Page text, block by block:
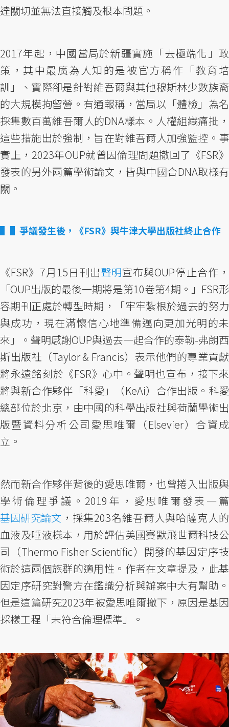
達關切並無法直接觸及根本問題。
2017年起，中國當局於新疆實施「去極端化」政
策，其中最廣為人知的是被官方稱作「教育培
訓」、實際卻是針對維吾爾與其他穆斯林少數族裔
的大規模拘留營。有通報稱，當局以「體檢」為名
採集數百萬維吾爾人的DNA樣本。人權組織痛批，
這些措施出於強制，旨在對維吾爾人加強監控。事
實上，2023年OUP就曾因倫理問題撤回了《FSR》
發表的另外兩篇學術論文，皆與中國合DNA取樣有
關。
▌爭議發生後，《FSR》與牛津大學出版社終止合作
《FSR》7月15日刊出聲明宣布與OUP停止合作，
「OUP出版的最後一期將是第10卷第4期。」FSR形
容期刊正處於轉型時期，「牢牢紮根於過去的努力
與成功，現在滿懷信心地準備邁向更加光明的未
來」。聲明感謝OUP與過去一起合作的泰勒-弗朗西
斯出版社（Taylor & Francis）表示他們的專業貢獻
將永遠銘刻於《FSR》心中。聲明也宣布，接下來
將與新合作夥伴「科愛」（KeAi）合作出版。科愛
總部位於北京，由中國的科學出版社與荷蘭學術出
版暨資料分析公司愛思唯爾（Elsevier）合資成
立。
然而新合作夥伴背後的愛思唯爾，也曾捲入出版與
學術倫理爭議。2019年，愛思唯爾發表一篇
基因研究論文 ，採集203名維吾爾人與哈薩克人的
血液及唾液樣本，用於評估美國賽默飛世爾科技公
司（Thermo Fisher Scientific）開發的基因定序技
術於這兩個族群的適用性。作者在文章提及，此基
因定序研究對警方在鑑識分析與辦案中大有幫助。
但是這篇研究2023年被愛思唯爾撤下，原因是基因
採樣工程「未符合倫理標準」。